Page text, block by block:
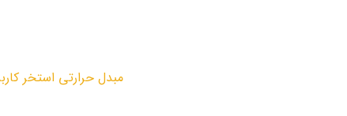
مبدل حرارتی استخر